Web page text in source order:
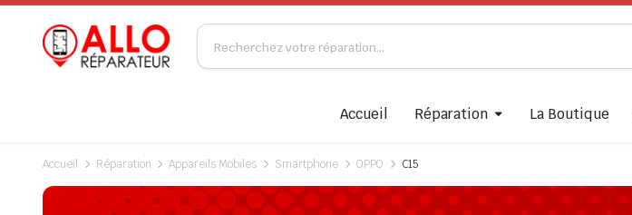
Accueil Réparation La Boutique
Accueil Réparation Appareils Mobiles Smartphone OPPO C15